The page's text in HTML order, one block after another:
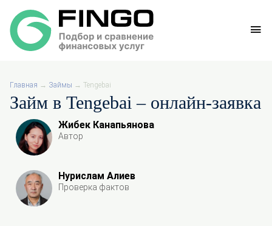
Главная → Займы → Tengebai
Займ в Tengebai – онлайн-заявка
Жибек Канапьянова
Автор
Нурислам Алиев
Проверка фактов